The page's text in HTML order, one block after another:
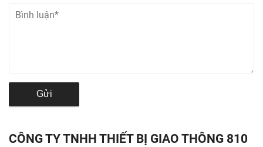
Gửi
CÔNG TY TNHH THIẾT BỊ GIAO THÔNG 810